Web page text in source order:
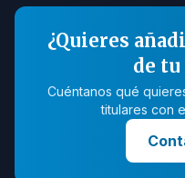
¿Quieres
de tu
Cuéntanos qué
titulares con